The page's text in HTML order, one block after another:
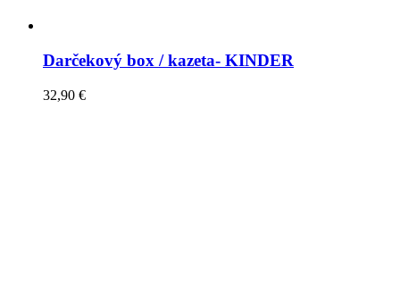
Darčekový box / kazeta- KINDER
32,90 €